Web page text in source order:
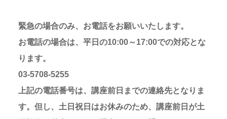
緊急の場合のみ、お電話をお願いいたします。
お電話の場合は、平日の10:00～17:00での対応とな
ります。
03-5708-5255
上記の電話番号は、講座前日までの連絡先となりま
す。但し、土日祝日はお休みのため、講座前日が土